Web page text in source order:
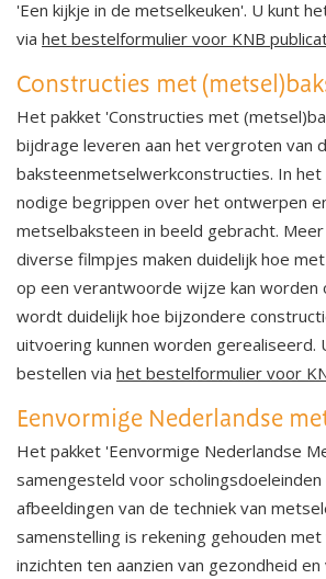
'Een kijkje in de metselkeuken'. U kunt
via het bestelformulier voor KNB
Constructies met
Het pakket 'Constructies met
bijdrage leveren aan het vergroten van
baksteenmetselwerkconstructies. In
nodige begrippen over het ontwerpen
metselbaksteen in beeld gebracht.
diverse filmpjes maken duidelijk hoe
op een verantwoorde wijze kan worden
wordt duidelijk hoe bijzondere
uitvoering kunnen worden gerealiseerd.
bestellen via het bestelformulier voor
Eenvormige Nederlandse
Het pakket 'Eenvormige Nederlandse
samengesteld voor
afbeeldingen van de techniek van
samenstelling is rekening gehouden
inzichten ten aanzien van gezondheid en